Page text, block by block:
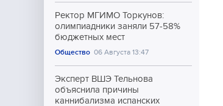
Ректор МГИМО Торкунов:
олимпиадники заняли 57-58%
бюджетных мест
Общество 06 Августа 13:47
Эксперт ВШЭ Тельнова
объяснила причины
каннибализма испанских